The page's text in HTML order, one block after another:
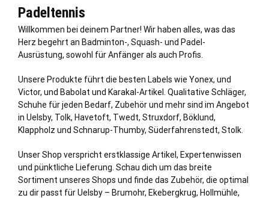
Padeltennis
Willkommen bei deinem Partner! Wir haben alles, was das
Herz begehrt an Badminton-, Squash- und Padel-
Ausrüstung, sowohl für Anfänger als auch Profis.
Unsere Produkte führt die besten Labels wie Yonex, und
Victor, und Babolat und Karakal-Artikel. Qualitative Schläger,
Schuhe für jeden Bedarf, Zubehör und mehr sind im Angebot
in Uelsby, Tolk, Havetoft, Twedt, Struxdorf, Böklund,
Klappholz und Schnarup-Thumby, Süderfahrenstedt, Stolk
Unser Shop verspricht erstklassige Artikel, Expertenwissen
und pünktliche Lieferung. Schau dich um das breite
Sortiment unseres Shops und finde das Zubehör, die optimal
zu dir passt für Uelsby – Brumohr, Ekebergkrug, Hollmühle,